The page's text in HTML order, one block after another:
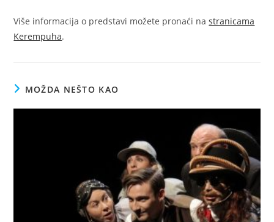
Više informacija o predstavi možete pronaći nastranicama
Kerempuha.
MOŽDA NEŠTO KAO